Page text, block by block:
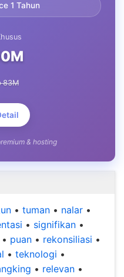
1 Tahun
83M
& hosting
• tuman • nalar •
• signifikan •
• puan • rekonsiliasi •
• teknologi •
• relevan •